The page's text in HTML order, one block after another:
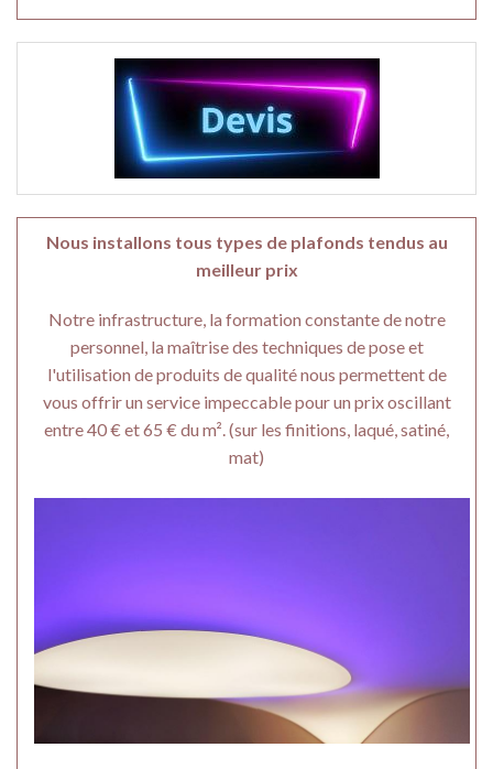
Nous installons tous types de plafonds tendus au
meilleur prix
Notre infrastructure, la formation constante de notre
personnel, la maîtrise des techniques de pose et
l'utilisation de produits de qualité nous permettent de
vous offrir un service impeccable pour un prix oscillant
entre 40 € et 65 € du m². (sur les finitions, laqué, satiné,
mat)